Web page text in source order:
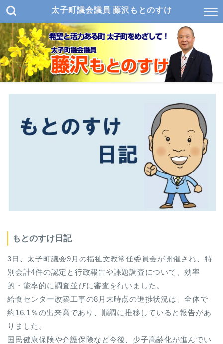
太子町議会議員 藤沢もとのすけ
もとのすけ日記
3日、太子町議会9月の福祉文教常任委員会が開催され、特
別会計4件の認定と行政報告や課題調査について、効率
的・能率的に調査並びに審査を行いました。
給食センター改築工事の8月末時点の進捗状況は、全体で
約16.1％の出来高であり、順調に推移していると報告があ
りました。
国民健康保険や介護保険など今後、少子高齢化が進んでい